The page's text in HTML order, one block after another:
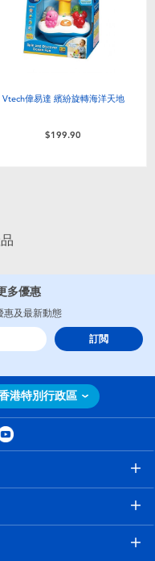
Vtech偉易達 繽紛旋轉海洋天地
$199.90
多優惠
惠及最新動態
訂閲
港特別行政區